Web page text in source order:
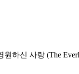
하신 사랑 (The